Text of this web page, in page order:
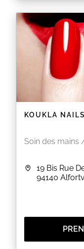
KOUKLA NAILS
Soin des mains
19 Bis Rue
94140